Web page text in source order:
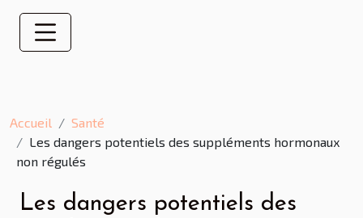
Accueil
Santé
Les dangers potentiels des suppléments hormonaux
non régulés
Les dangers potentiels des